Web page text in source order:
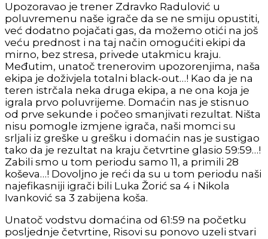
Upozoravao je trener Zdravko Radulović u
poluvremenu naše igrače da se ne smiju opustiti,
već dodatno pojačati gas, da možemo otići na još
veću prednost i na taj način omogućiti ekipi da
mirno, bez stresa, privede utakmicu kraju.
Međutim, unatoč trenerovim upozorenjima, naša
ekipa je doživjela totalni black-out…! Kao da je na
teren istrčala neka druga ekipa, a ne ona koja je
igrala prvo poluvrijeme. Domaćin nas je stisnuo
od prve sekunde i počeo smanjivati rezultat. Ništa
nisu pomogle izmjene igrača, naši momci su
srljali iz greške u grešku i domaćin nas je sustigao
tako da je rezultat na kraju četvrtine glasio 59:59…!
Zabili smo u tom periodu samo 11, a primili 28
koševa…! Dovoljno je reći da su u tom periodu naši
najefikasniji igrači bili Luka Žorić sa 4 i Nikola
Ivanković sa 3 zabijena koša.
Unatoč vodstvu domaćina od 61:59 na početku
posljednje četvrtine, Risovi su ponovo uzeli stvari